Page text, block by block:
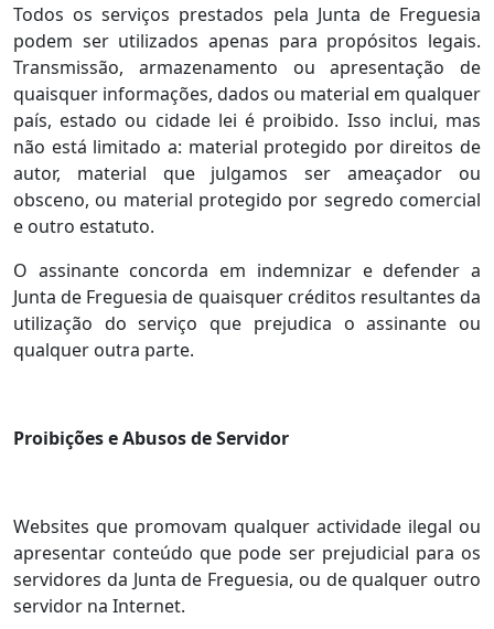
Todos os serviços prestados pela Junta de Freguesia
podem ser utilizados apenas para propósitos legais.
Transmissão, armazenamento ou apresentação de
quaisquer informações, dados ou material em qualquer
país, estado ou cidade lei é proibido. Isso inclui, mas
não está limitado a: material protegido por direitos de
autor, material que julgamos ser ameaçador ou
obsceno, ou material protegido por segredo comercial
e outro estatuto.
O assinante concorda em indemnizar e defender a
Junta de Freguesia de quaisquer créditos resultantes da
utilização do serviço que prejudica o assinante ou
qualquer outra parte.
Proibições e Abusos de Servidor
Websites que promovam qualquer actividade ilegal ou
apresentar conteúdo que pode ser prejudicial para os
servidores da Junta de Freguesia, ou de qualquer outro
servidor na Internet.